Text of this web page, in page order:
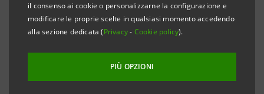
il consenso ai cookie o personalizzarne la configurazione e
modificare le proprie scelte in qualsiasi momento accedendo
alla sezione dedicata (Privacy- Cookie policy).
PIÙ OPZIONI